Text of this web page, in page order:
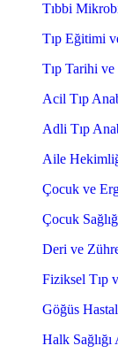
Tıbbi
Tıp Eğitimi
Tıp Tarihi
Acil Tıp
Adli Tıp
Aile
Çocuk ve
Çocuk
Deri ve
Fiziksel Tıp
Göğüs
Halk